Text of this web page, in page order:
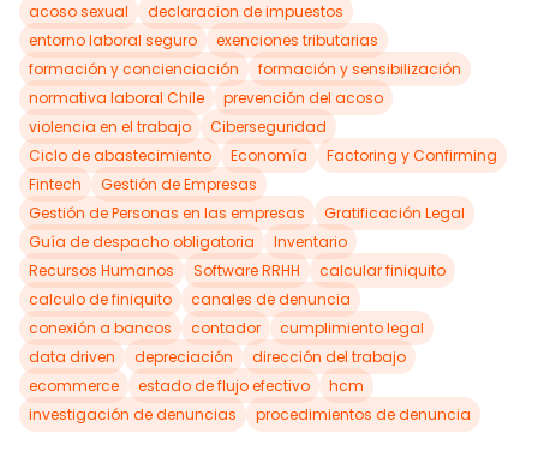
acoso sexual
declaracion de impuestos
entorno laboral seguro
exenciones tributarias
formación y concienciación
formación y sensibilización
normativa laboral Chile
prevención del acoso
violencia en el trabajo
Ciberseguridad
Ciclo de abastecimiento
Economía
Factoring y Confirming
Fintech
Gestión de Empresas
Gestión de Personas en las empresas
Gratificación Legal
Guía de despacho obligatoria
Inventario
Recursos Humanos
Software RRHH
calcular finiquito
calculo de finiquito
canales de denuncia
conexión a bancos
contador
cumplimiento legal
data driven
depreciación
dirección del trabajo
ecommerce
estado de flujo efectivo
hcm
investigación de denuncias
procedimientos de denuncia